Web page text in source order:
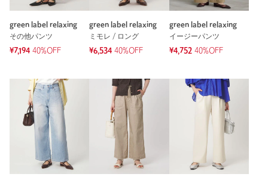
8人が参考になったと回答
参考になった
※レビューは、個人の主観による感想・体感によるもので、商品の効果や性
能を保証するものではありません。
もっと見る
green label relaxing
その他パンツ
¥7,194 40%OFF
green label relaxing
ミモレ / ロング
¥6,534 40%OFF
green label relaxing
イージーパンツ
¥4,752 40%OFF